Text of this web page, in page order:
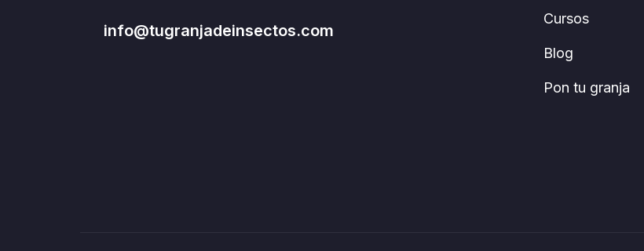
info@tugranjadeinsectos.com
Cursos
Blog
Pon tu granja